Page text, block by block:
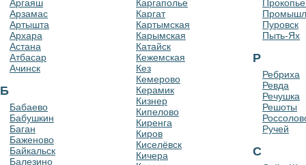
Аргаяш
Арзамас
Артышта
Архара
Астана
Атбасар
Ачинск
Б
Бабаево
Бабушкин
Баган
Баженово
Байкальск
Балезино
Каргаполье
Каргат
Картымская
Карымская
Катайск
Кежемская
Кез
Кемерово
Керамик
Кизнер
Кипелово
Киренга
Киров
Киселёвск
Кичера
Пуровск
Пыть-Ях
Р
Ребриха
Ревда
Речушка
Решоты
Ручей
С